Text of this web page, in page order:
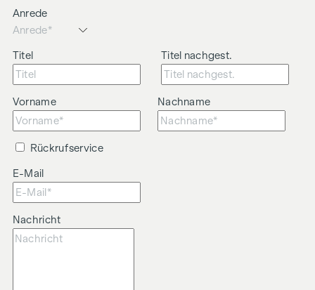
Anrede
Titel Titel nachgest.
Vorname Nachname
Rückrufservice
E-Mail
Nachricht